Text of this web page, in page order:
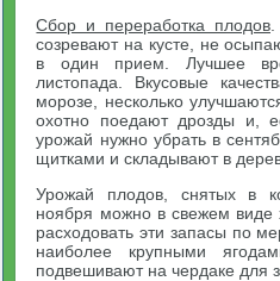
Сбор и переработка плодов
созревают на кусте, не
в один прием. Лучшее
листопада. Вкусовые
морозе, несколько
охотно поедают дрозды и,
урожай нужно убрать в
щитками и складывают в
Урожай плодов, снятых в
ноября можно в свежем виде
расходовать эти запасы по
наиболее крупными
подвешивают на чердаке для